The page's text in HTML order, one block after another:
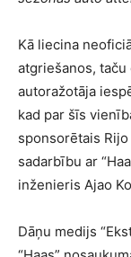
Kā liecina
atgriešanos, taču
autoražotāja
kad par šīs
sponsorētais
sadarbību ar
inženieris Ajao
Dāņu medijs